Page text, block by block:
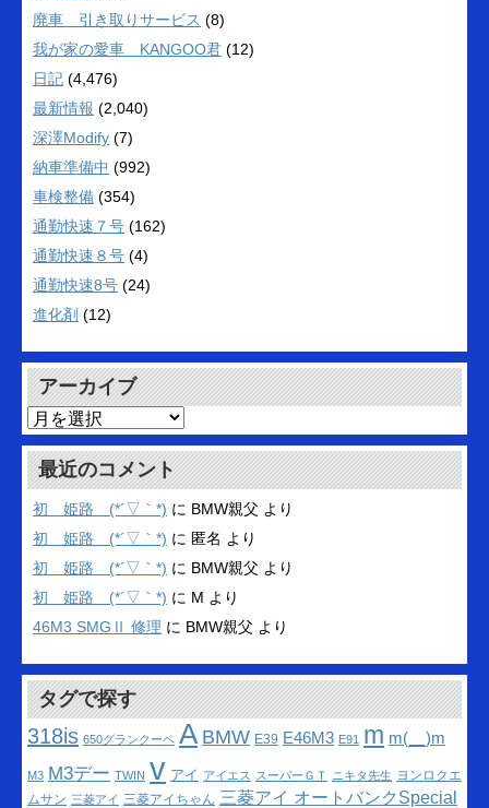
廃車 引き取りサービス (8)
我が家の愛車 KANGOO君 (12)
日記 (4,476)
最新情報 (2,040)
深澤Modify (7)
納車準備中 (992)
車検整備 (354)
通勤快速７号 (162)
通勤快速８号 (4)
通勤快速8号 (24)
進化剤 (12)
アーカイブ
ア
ー
カ
イ
ブ
最近のコメント
初 姫路 (*´▽｀*) に BMW親父 より
初 姫路 (*´▽｀*) に 匿名 より
初 姫路 (*´▽｀*) に BMW親父 より
初 姫路 (*´▽｀*) に M より
46M3 SMGⅡ 修理 に BMW親父 より
タグで探す
318is 650グランクーペ A BMW E39 E46M3 E91 m m(__)m
M3 M3デー TWIN v アイ アイエス スーパーＧＴ ニキタ先生 ヨンロクエ
ムサン 三菱アイ 三菱アイちゃん 三菱アイ オートバンクSpecial